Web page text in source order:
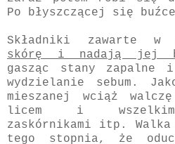
Po błyszczącej się
Składniki zawarte
skórę i nadają jej
gasząc stany
wydzielanie sebum.
mieszanej wciąż
licem i wszelkimi
zaskórnikami itp.
tego stopnia, że